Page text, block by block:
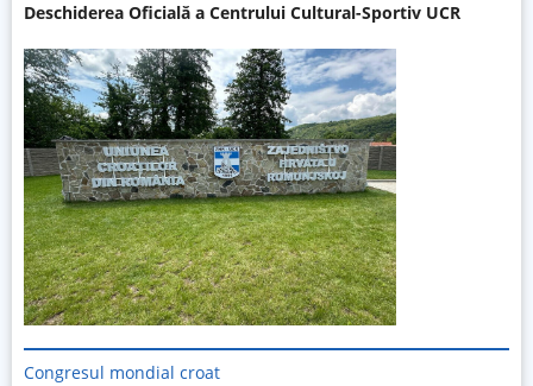
Deschiderea Oficială a Centrului Cultural-Sportiv UCR
Congresul mondial croat